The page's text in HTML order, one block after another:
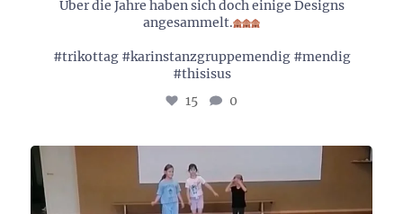
Über die Jahre haben sich doch einige Designs
angesammelt.
#trikottag #karinstanzgruppemendig #mendig
#thisisus
15
0